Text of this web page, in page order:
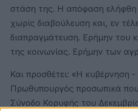
στάση της. Η απόφαση ελήφθη
χωρίς διαβούλευση και, εν
διαπραγμάτευση. Ερήμην του
της κοινωνίας. Ερήμην των
Και προσθέτει: «Η κυβέρνηση -
Πρωθυπουργός προσωπικά
Σύνοδο Κορυφής του